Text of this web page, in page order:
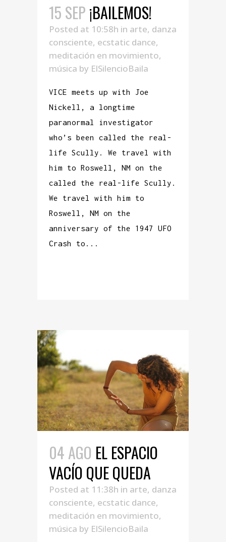
15 SEP ¡BAILEMOS!
Posted at 10:58h in arte, danza
consciente, ecstatic dance,
meditación en movimiento,
música by ElSilencioBaila
VICE meets up with Joe
Nickell, a longtime
paranormal investigator
who’s been called the real-
life Scully. We travel with
him to Roswell, NM on the
called the real-life Scully.
We travel with him to
Roswell, NM on the
anniversary of the 1947 UFO
Crash to...
04 AGO EL ESPACIO
VACÍO QUE QUEDA
Posted at 11:38h in arte, danza
consciente, ecstatic dance,
meditación en movimiento,
música by ElSilencioBaila